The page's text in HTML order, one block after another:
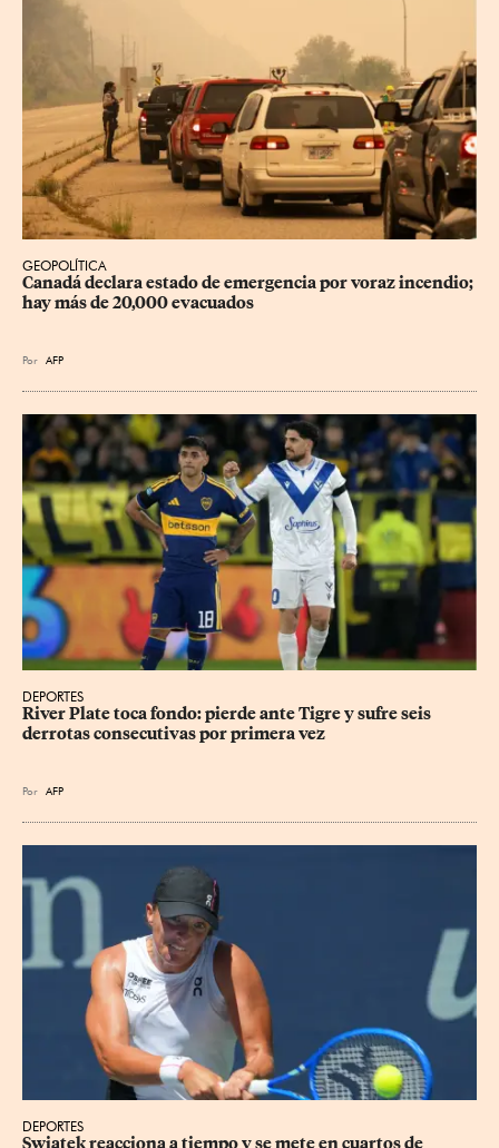
GEOPOLÍTICA
Canadá declara estado de emergencia por voraz incendio;
hay más de 20,000 evacuados
Por AFP
DEPORTES
River Plate toca fondo: pierde ante Tigre y sufre seis
derrotas consecutivas por primera vez
Por AFP
DEPORTES
Swiatek reacciona a tiempo y se mete en cuartos de